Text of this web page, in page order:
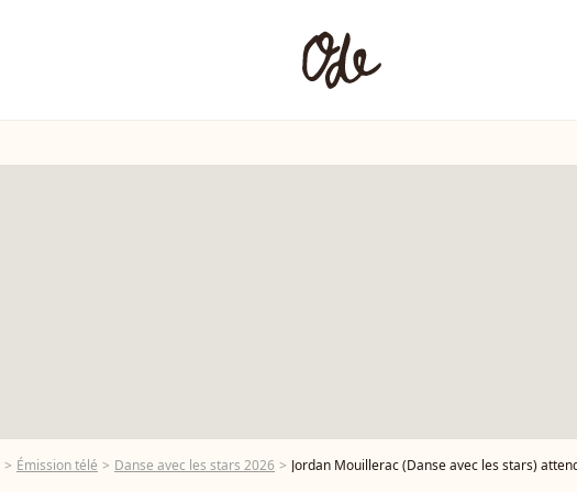
Émission télé Danse avec les stars 2026 Jordan Mouillerac (Danse avec les stars) attend son premier